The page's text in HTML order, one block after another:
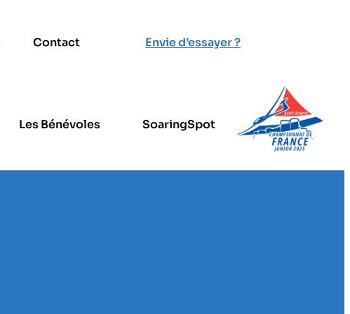
Accès
Contact Envie d’essayer ?
Les Bénévoles SoaringSpot